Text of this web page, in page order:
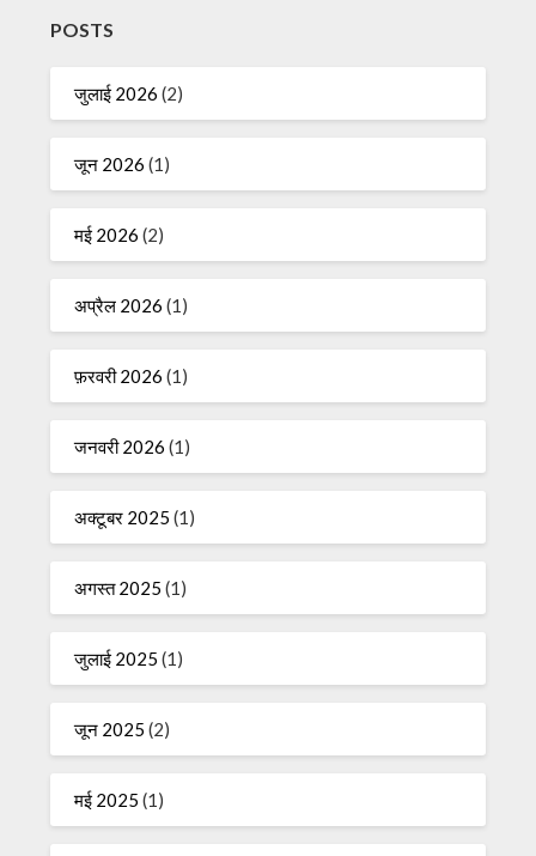
POSTS
जुलाई 2026 (2)
जून 2026 (1)
मई 2026 (2)
अप्रैल 2026 (1)
फ़रवरी 2026 (1)
जनवरी 2026 (1)
अक्टूबर 2025 (1)
अगस्त 2025 (1)
जुलाई 2025 (1)
जून 2025 (2)
मई 2025 (1)